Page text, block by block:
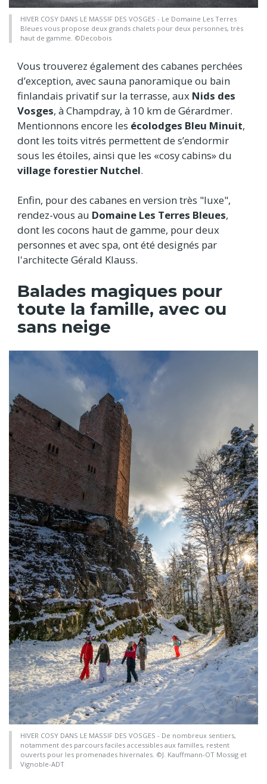
HIVER COSY DANS LE MASSIF DES VOSGES - Le Domaine Les Terres
Bleues vous propose deux grands chalets pour deux personnes, très
haut de gamme. ©Decobois
Vous trouverez également des cabanes perchées
d’exception, avec sauna panoramique ou bain
finlandais privatif sur la terrasse, aux Nids des
Vosges, à Champdray, à 10 km de Gérardmer.
Mentionnons encore les écolodges Bleu Minuit,
dont les toits vitrés permettent de s’endormir
sous les étoiles, ainsi que les «cosy cabins» du
village forestier Nutchel.
Enfin, pour des cabanes en version très "luxe",
rendez-vous au Domaine Les Terres Bleues,
dont les cocons haut de gamme, pour deux
personnes et avec spa, ont été designés par
l'architecte Gérald Klauss.
Balades magiques pour
toute la famille, avec ou
sans neige
HIVER COSY DANS LE MASSIF DES VOSGES - De nombreux sentiers,
notamment des parcours faciles accessibles aux familles, restent
ouverts pour les promenades hivernales. ©J. Kauffmann-OT Mossig et
Vignoble-ADT